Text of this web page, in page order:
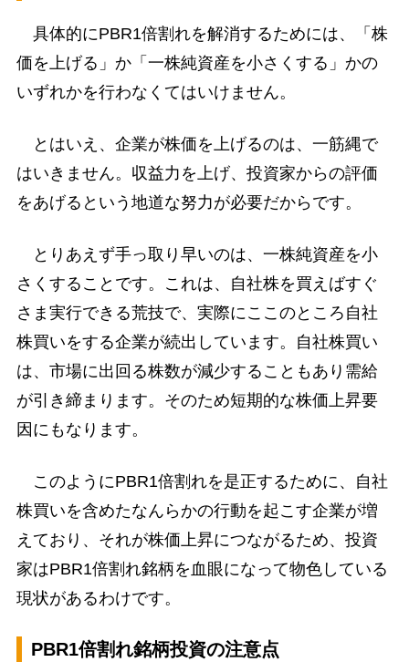
具体的にPBR1倍割れを解消するためには、「株
価を上げる」か「一株純資産を小さくする」かの
いずれかを行わなくてはいけません。
とはいえ、企業が株価を上げるのは、一筋縄で
はいきません。収益力を上げ、投資家からの評価
をあげるという地道な努力が必要だからです。
とりあえず手っ取り早いのは、一株純資産を小
さくすることです。これは、自社株を買えばすぐ
さま実行できる荒技で、実際にここのところ自社
株買いをする企業が続出しています。自社株買い
は、市場に出回る株数が減少することもあり需給
が引き締まります。そのため短期的な株価上昇要
因にもなります。
このようにPBR1倍割れを是正するために、自社
株買いを含めたなんらかの行動を起こす企業が増
えており、それが株価上昇につながるため、投資
家はPBR1倍割れ銘柄を血眼になって物色している
現状があるわけです。
PBR1倍割れ銘柄投資の注意点